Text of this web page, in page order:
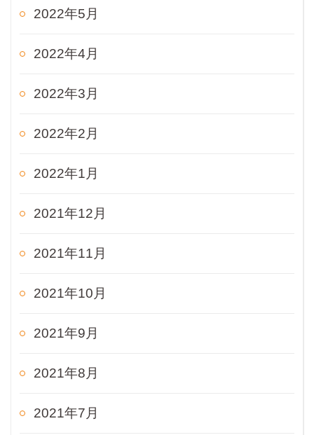
2022年5月
2022年4月
2022年3月
2022年2月
2022年1月
2021年12月
2021年11月
2021年10月
2021年9月
2021年8月
2021年7月